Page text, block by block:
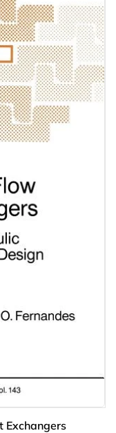
Exchangers